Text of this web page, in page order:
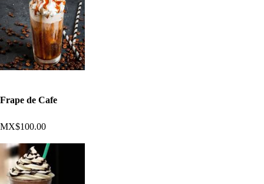
Frape de Cafe
MX$100.00